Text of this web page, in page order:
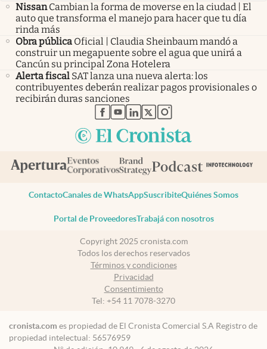
Nissan Cambian la forma de moverse en la ciudad | El
auto que transforma el manejo para hacer que tu día
rinda más
Obra pública Oficial | Claudia Sheinbaum mandó a
construir un megapuente sobre el agua que unirá a
Cancún su principal Zona Hotelera
Alerta fiscal SAT lanza una nueva alerta: los
contribuyentes deberán realizar pagos provisionales o
recibirán duras sanciones
abre en nueva pestaña
abre en nueva pestaña
abre en nueva pestaña
abre en nueva pestaña
abre en nueva pestaña
ContactoCanales de WhatsAppSuscribiteQuiénes Somos
Portal de ProveedoresTrabajá con nosotros
Copyright 2025 cronista.com
Todos los derechos reservados
Términos y condiciones
Privacidad
Consentimiento
Tel: +54 11 7078-3270
cronista.com es propiedad de El Cronista Comercial S.A Registro de
propiedad intelectual: 56576959